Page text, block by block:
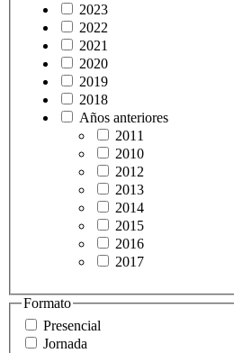
2023
2022
2021
2020
2019
2018
Años anteriores
2011
2010
2012
2013
2014
2015
2016
2017
Formato
Presencial
Jornada